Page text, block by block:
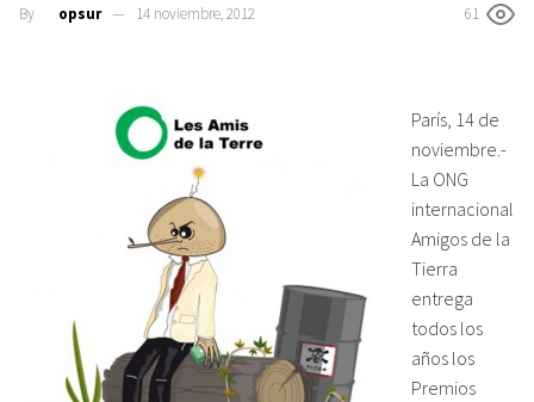
By opsur 14 noviembre, 2012 61
París, 14 de
noviembre.-
La ONG
internacional
Amigos de la
Tierra
entrega
todos los
años los
Premios